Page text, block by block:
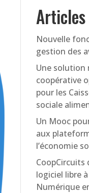
Nouvelle
gestion des
Une solution
coopérative
pour les
sociale
Un Mooc
aux
l’économie
CoopCircuits
logiciel libre à
Numérique